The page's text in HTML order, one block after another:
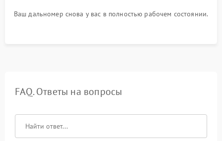
Ваш дальномер снова у вас в полностью рабочем состоянии.
FAQ. Ответы на вопросы